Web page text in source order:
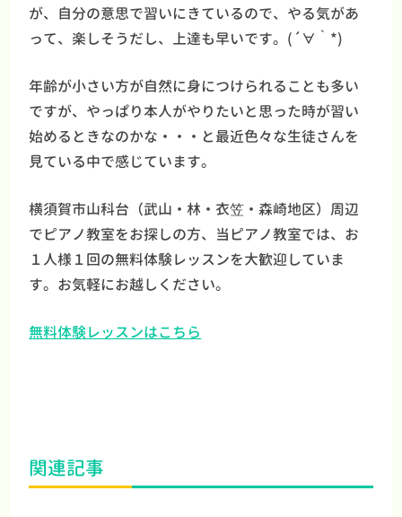
が、自分の意思で習いにきているので、やる気があ
って、楽しそうだし、上達も早いです。(´∀｀*)
年齢が小さい方が自然に身につけられることも多い
ですが、やっぱり本人がやりたいと思った時が習い
始めるときなのかな・・・と最近色々な生徒さんを
見ている中で感じています。
横須賀市山科台（武山・林・衣笠・森崎地区）周辺
でピアノ教室をお探しの方、当ピアノ教室では、お
１人様１回の無料体験レッスンを大歓迎していま
す。お気軽にお越しください。
無料体験レッスンはこちら
関連記事